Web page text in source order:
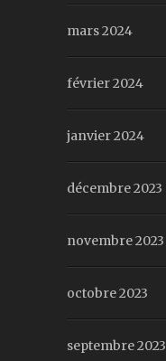
mars 2024
février 2024
janvier 2024
décembre 2023
novembre 2023
octobre 2023
septembre 2023